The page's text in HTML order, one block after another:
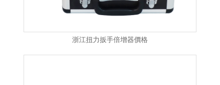
浙江扭力扳手倍增器價格